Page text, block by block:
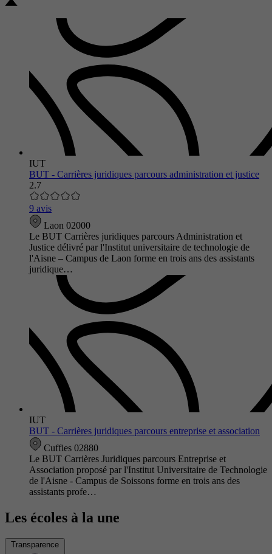
IUT
BUT - Carrières juridiques parcours administration et justice
2.7
9 avis
Laon 02000
Le BUT Carrières juridiques parcours Administration et
Justice délivré par l'Institut universitaire de technologie de
l'Aisne – Campus de Laon forme en trois ans des assistants
juridique…
IUT
BUT - Carrières juridiques parcours entreprise et association
Cuffies 02880
Le BUT Carrières Juridiques parcours Entreprise et
Association proposé par l'Institut Universitaire de Technologie
de l'Aisne - Campus de Soissons forme en trois ans des
assistants profe…
Les écoles à la une
Transparence